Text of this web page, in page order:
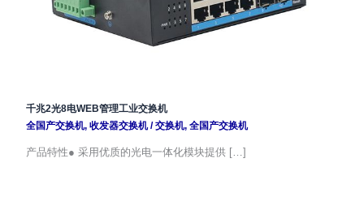
千兆2光8电WEB管理工业交换机
全国产交换机, 收发器交换机/交换机, 全国产交换机
产品特性● 采用优质的光电一体化模块提供 […]